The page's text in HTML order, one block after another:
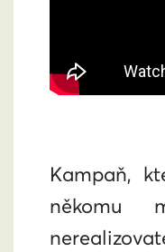
Kampaň,
někomu